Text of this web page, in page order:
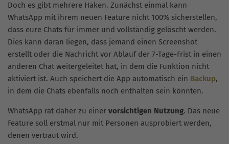
Doch es gibt mehrere Haken. Zunächst einmal kann
WhatsApp mit ihrem neuen Feature nicht 100% sicherstellen,
dass eure Chats für immer und vollständig gelöscht werden.
Dies kann daran liegen, dass jemand einen Screenshot
erstellt oder die Nachricht vor Ablauf der 7-Tage-Frist in einen
anderen Chat weitergeleitet hat, in dem die Funktion nicht
aktiviert ist. Auch speichert die App automatisch ein Backup,
in dem die Chats ebenfalls noch enthalten sein könnten.
WhatsApp rät daher zu einer vorsichtigen Nutzung. Das neue
Feature soll erstmal nur mit Personen ausprobiert werden,
denen vertraut wird.